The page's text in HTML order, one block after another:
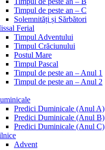
Timpul de peste an – C
Solemnități și Sărbători
Ferial
Timpul Adventului
Timpul Crăciunului
Postul Mare
Timpul Pascal
Timpul de peste an – Anul 1
Timpul de peste an – Anul 2
Predici Duminicale (Anul A)
Predici Duminicale (Anul B)
Predici Duminicale (Anul C)
Advent